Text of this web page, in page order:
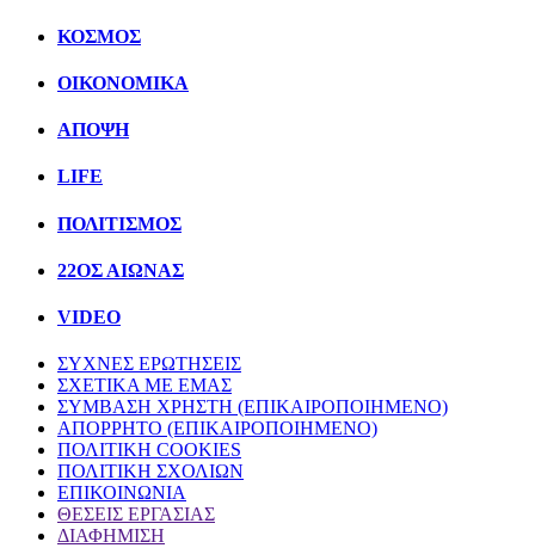
ΚΟΣΜΟΣ
ΟΙΚΟΝΟΜΙΚΑ
ΑΠΟΨΗ
LIFE
ΠΟΛΙΤIΣΜΟΣ
22ΟΣ ΑΙΩΝΑΣ
VIDEO
ΣΥΧΝΕΣ ΕΡΩΤΗΣΕΙΣ
ΣΧΕΤΙΚΑ ΜΕ ΕΜΑΣ
ΣΥΜΒΑΣΗ ΧΡΗΣΤΗ (ΕΠΙΚΑΙΡΟΠΟΙΗΜΕΝΟ)
ΑΠΟΡΡΗΤΟ (ΕΠΙΚΑΙΡΟΠΟΙΗΜΕΝΟ)
ΠΟΛΙΤΙΚΗ COOKIES
ΠΟΛΙΤΙΚΗ ΣΧΟΛΙΩΝ
ΕΠΙΚΟΙΝΩΝΙΑ
ΘΕΣΕΙΣ ΕΡΓΑΣΙΑΣ
ΔΙΑΦΗΜΙΣΗ